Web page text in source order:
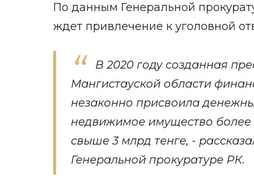
По данным Генеральной
ждет привлечение к уголовной
В 2020 году созданная
Мангистауской области
незаконно присвоила
недвижимое имущество
свыше 3 млрд тенге, -
Генеральной прокуратуре РК.